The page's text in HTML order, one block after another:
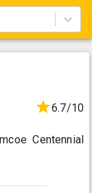
6.7/10
Centennial